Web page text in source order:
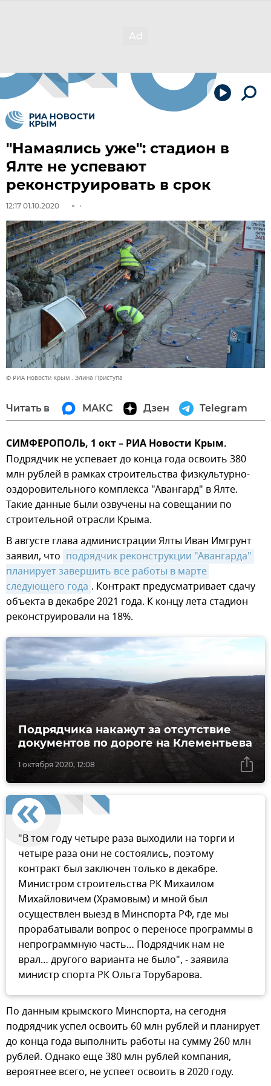
"Намаялись уже": стадион в
Ялте не успевают
реконструировать в срок
12:17 01.10.2020
© РИА Новости Крым . Элина Приступа
Читать в МАКС Дзен Telegram
СИМФЕРОПОЛЬ, 1 окт – РИА Новости Крым.
Подрядчик не успевает до конца года освоить 380
млн рублей в рамках строительства физкультурно-
оздоровительного комплекса "Авангард" в Ялте.
Такие данные были озвучены на совещании по
строительной отрасли Крыма.
В августе глава администрации Ялты Иван Имгрунт
заявил, что подрядчик реконструкции "Авангарда"
планирует завершить все работы в марте
следующего года . Контракт предусматривает сдачу
объекта в декабре 2021 года. К концу лета стадион
реконструировали на 18%.
1 октября 2020, 12:08
Подрядчика накажут за отсутствие
документов по дороге на Клементьева
"В том году четыре раза выходили на торги и
четыре раза они не состоялись, поэтому
контракт был заключен только в декабре.
Министром строительства РК Михаилом
Михайловичем (Храмовым) и мной был
осуществлен выезд в Минспорта РФ, где мы
прорабатывали вопрос о переносе программы в
непрограммную часть… Подрядчик нам не
врал… другого варианта не было", - заявила
министр спорта РК Ольга Торубарова.
По данным крымского Минспорта, на сегодня
подрядчик успел освоить 60 млн рублей и планирует
до конца года выполнить работы на сумму 260 млн
рублей. Однако еще 380 млн рублей компания,
вероятнее всего, не успеет освоить в 2020 году.